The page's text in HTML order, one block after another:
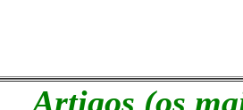
Artigos (os